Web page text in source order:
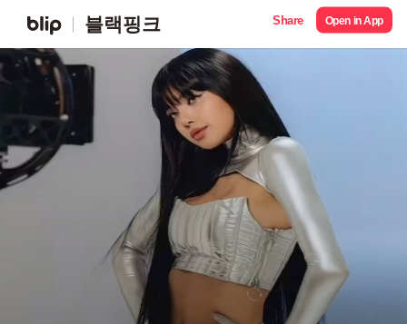
블랙핑크 Share Open in App